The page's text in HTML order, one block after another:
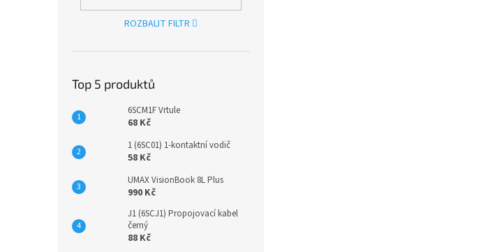
ROZBALIT FILTR
Top 5 produktů
6SCM1F Vrtule
68 Kč
1 (6SC01) 1-kontaktní vodič
58 Kč
UMAX VisionBook 8L Plus
990 Kč
J1 (6SCJ1) Propojovací kabel
černý
88 Kč